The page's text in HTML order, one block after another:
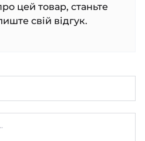
цей товар, станьте
свій відгук.